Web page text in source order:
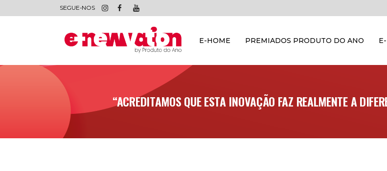
SEGUE-NOS
E-HOME PREMIADOS PRODUTO DO ANO
“ACREDITAMOS QUE ESTA INOVAÇÃO FAZ REALMENTE A